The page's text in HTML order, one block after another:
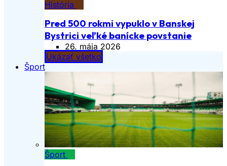
História
Pred 500 rokmi vypuklo v Banskej
Bystrici veľké banícke povstanie
26. mája 2026
Ukázať všetko
Šport
Šport